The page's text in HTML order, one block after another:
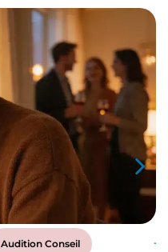
Audition Conseil